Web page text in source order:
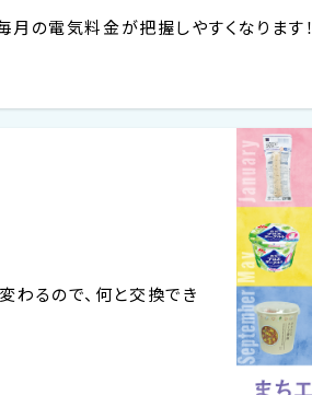
の電気料金が把握しやすくなります！
わるので、何と交換でき